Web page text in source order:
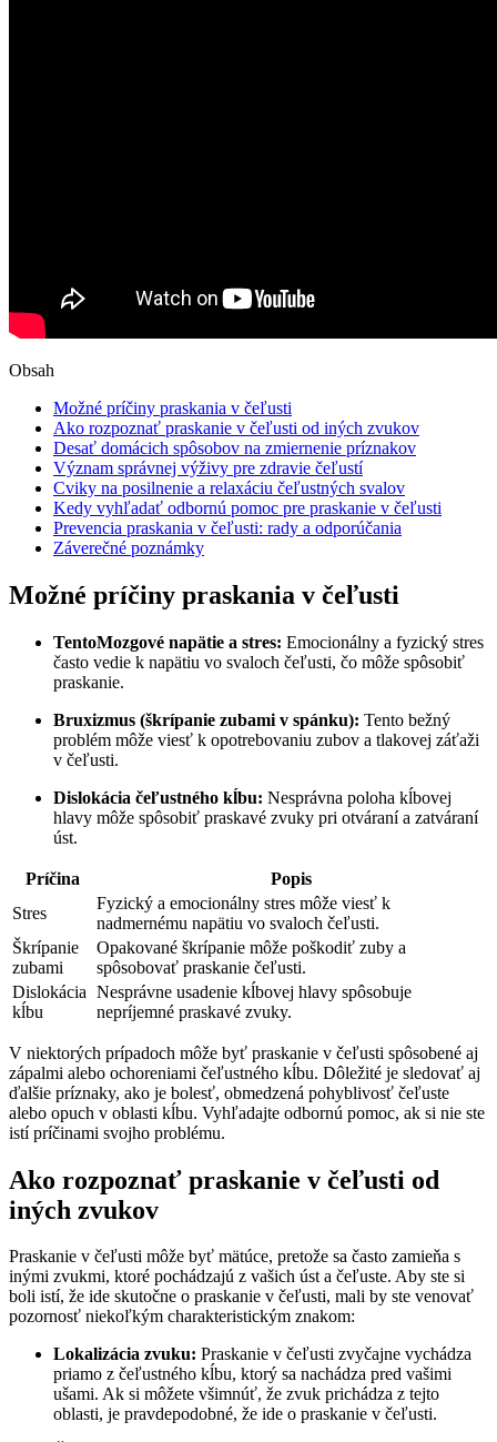
Obsah
Možné príčiny praskania v čeľusti
Ako rozpoznať praskanie v čeľusti od iných zvukov
Desať domácich spôsobov na zmiernenie príznakov
Význam správnej výživy pre zdravie čeľustí
Cviky na posilnenie a relaxáciu čeľustných svalov
Kedy vyhľadať odbornú pomoc pre praskanie v čeľusti
Prevencia praskania v čeľusti: rady a odporúčania
Záverečné poznámky
Možné príčiny praskania v čeľusti
TentoMozgové napätie a stres: Emocionálny a fyzický stres
často vedie k napätiu vo svaloch čeľusti, čo môže spôsobiť
praskanie.
Bruxizmus (škrípanie zubami v spánku): Tento bežný
problém môže viesť k opotrebovaniu zubov a tlakovej záťaži
v čeľusti.
Dislokácia čeľustného kĺbu: Nesprávna poloha kĺbovej
hlavy môže spôsobiť praskavé zvuky pri otváraní a zatváraní
úst.
Príčina
Popis
Stres
Fyzický a emocionálny stres môže viesť k
nadmernému napätiu vo svaloch čeľusti.
Škrípanie
zubami
Opakované škrípanie môže poškodiť zuby a
spôsobovať praskanie čeľusti.
Dislokácia
kĺbu
Nesprávne usadenie kĺbovej hlavy spôsobuje
nepríjemné praskavé zvuky.
V niektorých prípadoch môže byť praskanie v čeľusti spôsobené aj
zápalmi alebo ochoreniami čeľustného kĺbu. Dôležité je sledovať aj
ďalšie príznaky, ako je bolesť, obmedzená pohyblivosť čeľuste
alebo opuch v oblasti kĺbu. Vyhľadajte odbornú pomoc, ak si nie ste
istí príčinami svojho problému.
Ako rozpoznať praskanie v čeľusti od
iných zvukov
Praskanie v čeľusti môže byť mätúce, pretože sa často zamieňa s
inými zvukmi, ktoré pochádzajú z vašich úst a čeľuste. Aby ste si
boli istí, že ide skutočne o praskanie v čeľusti, mali by ste venovať
pozornosť niekoľkým charakteristickým znakom:
Lokalizácia zvuku: Praskanie v čeľusti zvyčajne vychádza
priamo z čeľustného kĺbu, ktorý sa nachádza pred vašimi
ušami. Ak si môžete všimnúť, že zvuk prichádza z tejto
oblasti, je pravdepodobné, že ide o praskanie v čeľusti.